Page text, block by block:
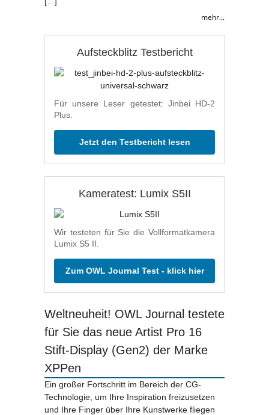
mehr...
Aufsteckblitz Testbericht
Für unsere Leser getestet: Jinbei HD-2
Plus.
Jetzt den Testbericht lesen
Kameratest: Lumix S5II
Wir testeten für Sie die Vollformatkamera
Lumix S5 II.
Zum OWL Journal Test - klick hier
Weltneuheit! OWL Journal testete
für Sie das neue Artist Pro 16
Stift-Display (Gen2) der Marke
XPPen
Ein großer Fortschritt im Bereich der CG-
Technologie, um Ihre Inspiration freizusetzen
und Ihre Finger über Ihre Kunstwerke fliegen